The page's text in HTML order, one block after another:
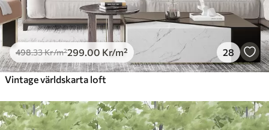
498.33Kr/m²299 .00 Kr/m² 28
Vintage världskarta loft